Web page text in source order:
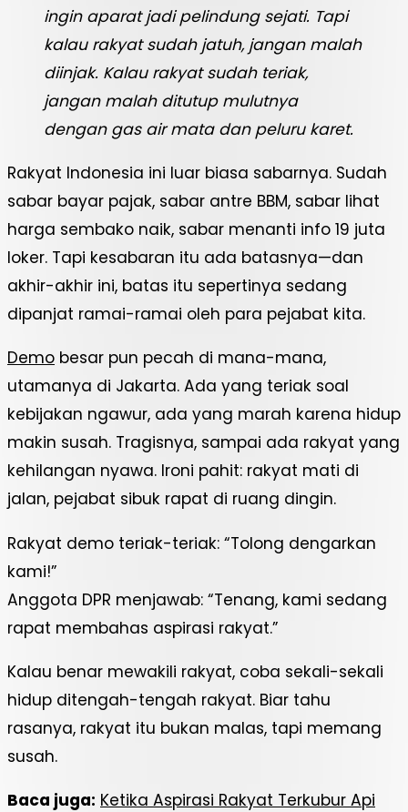
ingin aparat jadi pelindung sejati. Tapi
kalau rakyat sudah jatuh, jangan malah
diinjak. Kalau rakyat sudah teriak,
jangan malah ditutup mulutnya
dengan gas air mata dan peluru karet.
Rakyat Indonesia ini luar biasa sabarnya. Sudah
sabar bayar pajak, sabar antre BBM, sabar lihat
harga sembako naik, sabar menanti info 19 juta
loker. Tapi kesabaran itu ada batasnya—dan
akhir-akhir ini, batas itu sepertinya sedang
dipanjat ramai-ramai oleh para pejabat kita.
Demo besar pun pecah di mana-mana,
utamanya di Jakarta. Ada yang teriak soal
kebijakan ngawur, ada yang marah karena hidup
makin susah. Tragisnya, sampai ada rakyat yang
kehilangan nyawa. Ironi pahit: rakyat mati di
jalan, pejabat sibuk rapat di ruang dingin.
Rakyat demo teriak-teriak: “Tolong dengarkan
kami!”
Anggota DPR menjawab: “Tenang, kami sedang
rapat membahas aspirasi rakyat.”
Kalau benar mewakili rakyat, coba sekali-sekali
hidup ditengah-tengah rakyat. Biar tahu
rasanya, rakyat itu bukan malas, tapi memang
susah.
Baca juga: Ketika Aspirasi Rakyat Terkubur Api